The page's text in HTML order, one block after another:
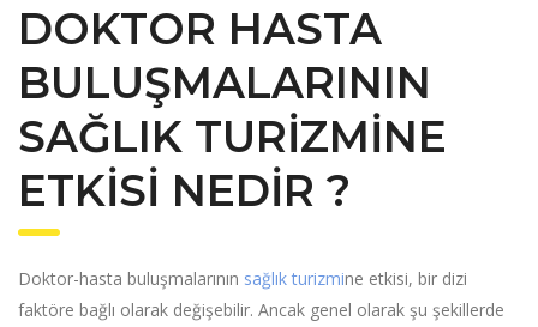
DOKTOR HASTA
BULUŞMALARININ
SAĞLIK TURİZMİNE
ETKİSİ NEDİR ?
Doktor-hasta buluşmalarının sağlık turizmine etkisi, bir dizi
faktöre bağlı olarak değişebilir. Ancak genel olarak şu şekillerde